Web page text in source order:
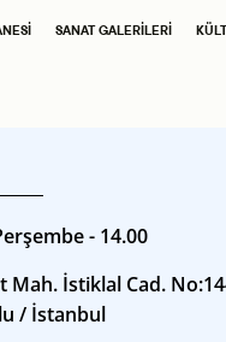
SANAT GALERILERI
- 14.00
Mah. İstiklal Cad.
/ İstanbul